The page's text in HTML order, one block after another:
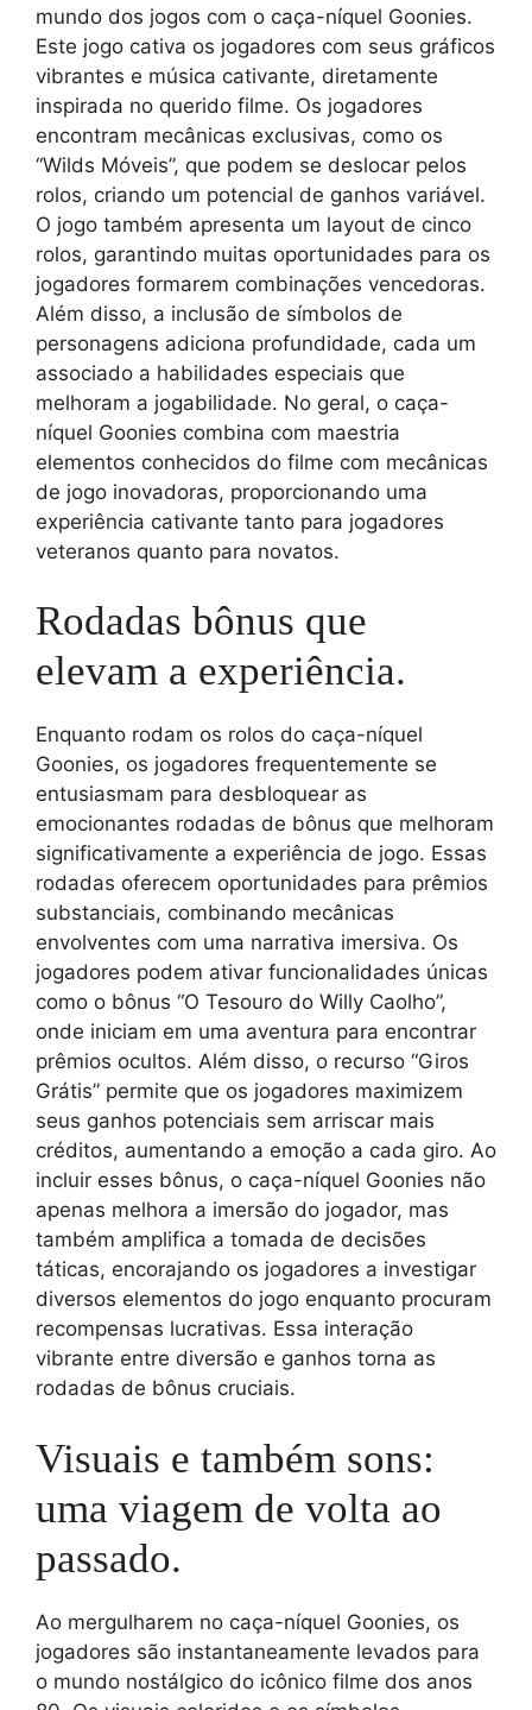
mundo dos jogos com o caça-níquel Goonies.
Este jogo cativa os jogadores com seus gráficos
vibrantes e música cativante, diretamente
inspirada no querido filme. Os jogadores
encontram mecânicas exclusivas, como os
“Wilds Móveis”, que podem se deslocar pelos
rolos, criando um potencial de ganhos variável.
O jogo também apresenta um layout de cinco
rolos, garantindo muitas oportunidades para os
jogadores formarem combinações vencedoras.
Além disso, a inclusão de símbolos de
personagens adiciona profundidade, cada um
associado a habilidades especiais que
melhoram a jogabilidade. No geral, o caça-
níquel Goonies combina com maestria
elementos conhecidos do filme com mecânicas
de jogo inovadoras, proporcionando uma
experiência cativante tanto para jogadores
veteranos quanto para novatos.
Rodadas bônus que
elevam a experiência.
Enquanto rodam os rolos do caça-níquel
Goonies, os jogadores frequentemente se
entusiasmam para desbloquear as
emocionantes rodadas de bônus que melhoram
significativamente a experiência de jogo. Essas
rodadas oferecem oportunidades para prêmios
substanciais, combinando mecânicas
envolventes com uma narrativa imersiva. Os
jogadores podem ativar funcionalidades únicas
como o bônus “O Tesouro do Willy Caolho”,
onde iniciam em uma aventura para encontrar
prêmios ocultos. Além disso, o recurso “Giros
Grátis” permite que os jogadores maximizem
seus ganhos potenciais sem arriscar mais
créditos, aumentando a emoção a cada giro. Ao
incluir esses bônus, o caça-níquel Goonies não
apenas melhora a imersão do jogador, mas
também amplifica a tomada de decisões
táticas, encorajando os jogadores a investigar
diversos elementos do jogo enquanto procuram
recompensas lucrativas. Essa interação
vibrante entre diversão e ganhos torna as
rodadas de bônus cruciais.
Visuais e também sons:
uma viagem de volta ao
passado.
Ao mergulharem no caça-níquel Goonies, os
jogadores são instantaneamente levados para
o mundo nostálgico do icônico filme dos anos